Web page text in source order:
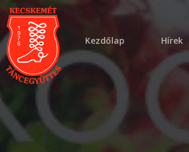
kezdőlap hírek